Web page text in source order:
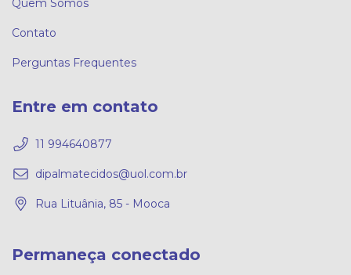
Quem Somos
Contato
Perguntas Frequentes
Entre em contato
11 994640877
dipalmatecidos@uol.com.br
Rua Lituânia, 85 - Mooca
Permaneça conectado